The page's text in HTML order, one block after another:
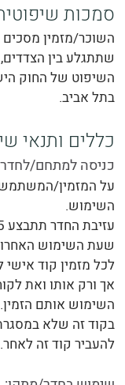
סמכות
השוכר/מזמין
שתתגלע בין
השיפוט של החוק
בתל אביב.
כללים ותנאי
כניסה למתחם/
על המזמין/המשתמש
השימוש.
שעת השימוש
לכל מזמין קוד
אך ורק אותו ואת
השימוש אותם
בקוד זה שלא
להעביר קוד זה לאחר.